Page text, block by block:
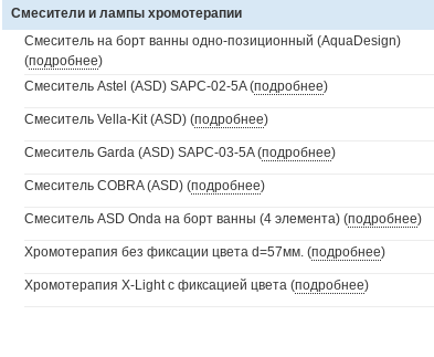
Смесители и лампы хромотерапии
Смеситель на борт ванны одно-позиционный (AquaDesign)
(подробнее)
Смеситель Astel (ASD) SAPC-02-5A (подробнее)
Смеситель Vella-Kit (ASD) (подробнее)
Смеситель Garda (ASD) SAPC-03-5A (подробнее)
Смеситель COBRA (ASD) (подробнее)
Смеситель ASD Onda на борт ванны (4 элемента) (подробнее)
Хромотерапия без фиксации цвета d=57мм. (подробнее)
Хромотерапия X-Light с фиксацией цвета (подробнее)